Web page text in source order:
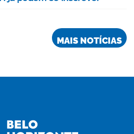
MAIS NOTÍCIAS